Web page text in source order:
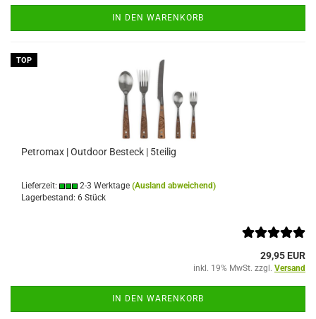
IN DEN WARENKORB
TOP
Petromax | Outdoor Besteck | 5teilig
Lieferzeit: 2-3 Werktage (Ausland abweichend)
Lagerbestand: 6 Stück
29,95 EUR
inkl. 19% MwSt. zzgl. Versand
IN DEN WARENKORB